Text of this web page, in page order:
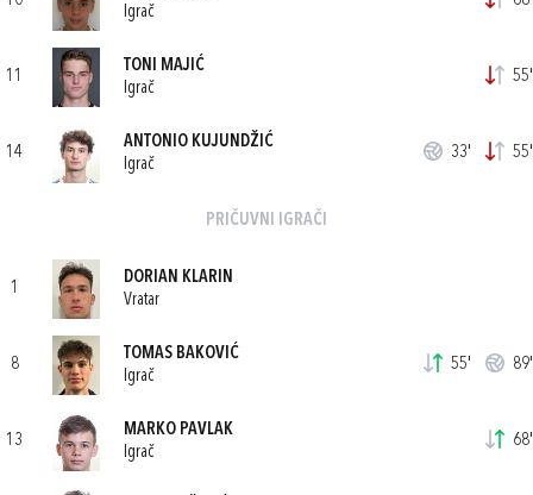
Igrač
11
TONI MAJIĆ
Igrač
55'
14
ANTONIO KUJUNDŽIĆ
Igrač
33' 55'
PRIČUVNI IGRAČI
1
DORIAN KLARIN
Vratar
8
TOMAS BAKOVIĆ
Igrač
55' 89'
13
MARKO PAVLAK
Igrač
68'